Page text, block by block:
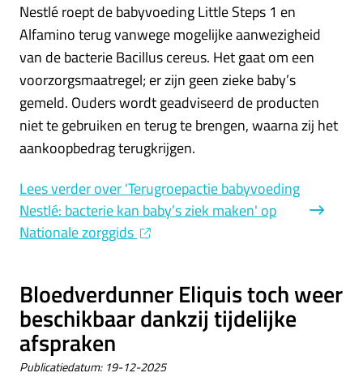
Nestlé roept de babyvoeding Little Steps 1 en
Alfamino terug vanwege mogelijke aanwezigheid
van de bacterie Bacillus cereus. Het gaat om een
voorzorgsmaatregel; er zijn geen zieke baby’s
gemeld. Ouders wordt geadviseerd de producten
niet te gebruiken en terug te brengen, waarna zij het
aankoopbedrag terugkrijgen.
Lees verderover 'Terugroepactie babyvoeding
Nestlé: bacterie kan baby’s ziek maken' op
Nationale zorggids
Bloedverdunner Eliquis toch weer
beschikbaar dankzij tijdelijke
afspraken
Publicatiedatum: 19-12-2025